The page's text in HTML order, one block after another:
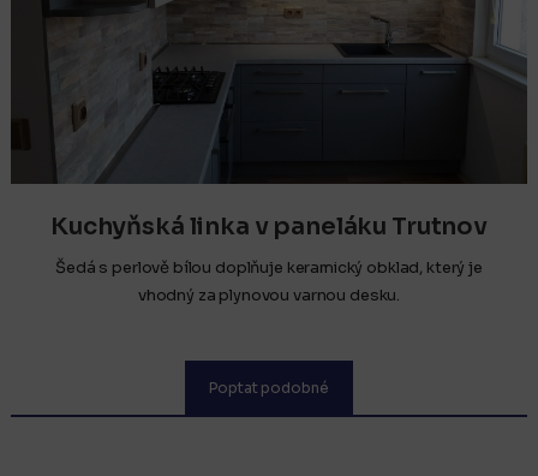
Kuchyňská linka v paneláku Trutnov
Šedá s perlově bílou doplňuje keramický obklad, který je
vhodný za plynovou varnou desku.
Poptat podobné